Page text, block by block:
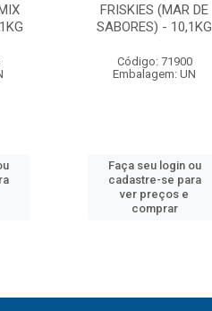
FRISKIES (MAR DE
SABORES) - 10,1KG
Código: 71900
Embalagem: UN
Faça seu login ou
cadastre-se para
ver preços e
comprar